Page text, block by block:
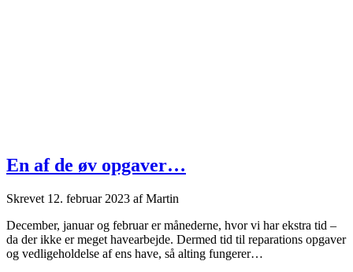
En af de øv opgaver…
Skrevet 12. februar 2023 afMartin
December, januar og februar er månederne, hvor vi har ekstra tid –
da der ikke er meget havearbejde. Dermed tid til reparations opgaver
og vedligeholdelse af ens have, så alting fungerer…